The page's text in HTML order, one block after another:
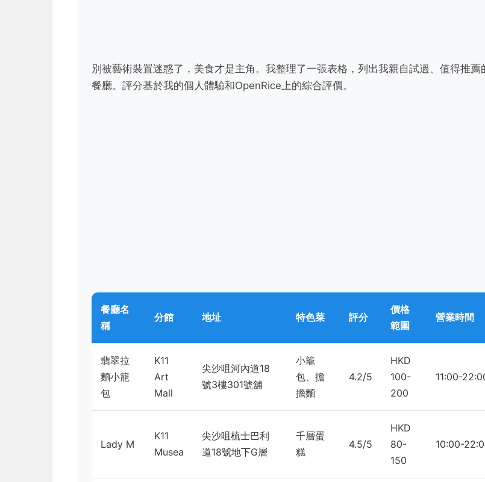
別被藝術裝置迷惑了，美食才是主角。我整理了一張表格，列出我親自試過、值得推薦
餐廳。評分基於我的個人體驗和OpenRice上的綜合評價。
餐廳名
稱
分館 地址 特色菜 評分
價格
範圍
營業時間
翡翠拉
麵小籠
包
K11
Art
Mall
尖沙咀河內道18
號3樓301號舖
小籠
包、擔
擔麵
4.2/5
HKD
100-
200
11:00-
Lady M
K11
Musea
尖沙咀梳士巴利
道18號地下G層
千層蛋
糕
4.5/5
HKD
80-
150
10:00-